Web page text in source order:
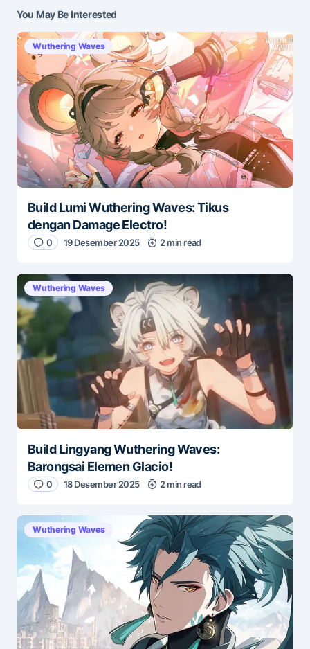
You May Be Interested
Wuthering Waves
Build Lumi Wuthering Waves: Tikus
dengan Damage Electro!
0 19 Desember 2025 2 min read
Wuthering Waves
Build Lingyang Wuthering Waves:
Barongsai Elemen Glacio!
0 18 Desember 2025 2 min read
Wuthering Waves